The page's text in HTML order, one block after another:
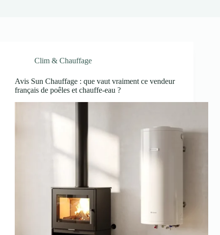
Clim & Chauffage
Avis Sun Chauffage : que vaut vraiment ce vendeur
français de poêles et chauffe-eau ?